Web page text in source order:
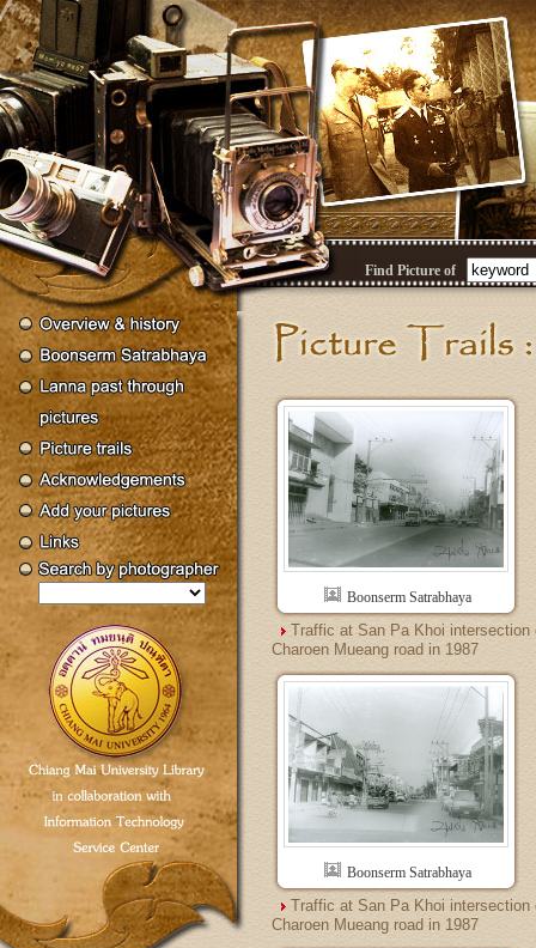
Find Picture of
Boonserm Satrabhaya
Traffic at San Pa Khoi intersection
Charoen Mueang road in 1987
Boonserm Satrabhaya
Traffic at San Pa Khoi intersection
Charoen Mueang road in 1987